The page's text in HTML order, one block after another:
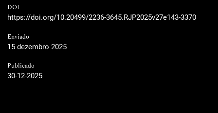
DOI
https://doi.org/10.20499/2236-3645.RJP2025v27e143-3370
Enviado
15 dezembro 2025
Publicado
30-12-2025